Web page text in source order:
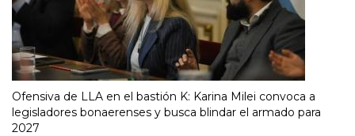
Ofensiva de LLA en el bastión K: Karina Milei convoca a
legisladores bonaerenses y busca blindar el armado para
2027